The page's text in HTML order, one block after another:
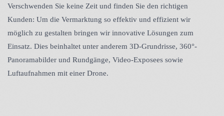
Verschwenden Sie keine Zeit und finden Sie den richtigen
Kunden: Um die Vermarktung so effektiv und effizient wir
möglich zu gestalten bringen wir innovative Lösungen zum
Einsatz. Dies beinhaltet unter anderem 3D-Grundrisse, 360°-
Panoramabilder und Rundgänge, Video-Exposees sowie
Luftaufnahmen mit einer Drone.